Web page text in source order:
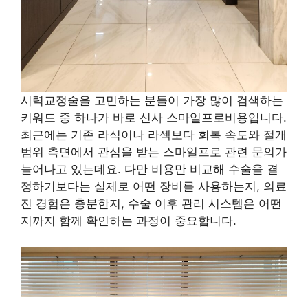
시력교정술을 고민하는 분들이 가장 많이 검색하는
키워드 중 하나가 바로 신사 스마일프로비용입니다.
최근에는 기존 라식이나 라섹보다 회복 속도와 절개
범위 측면에서 관심을 받는 스마일프로 관련 문의가
늘어나고 있는데요. 다만 비용만 비교해 수술을 결
정하기보다는 실제로 어떤 장비를 사용하는지, 의료
진 경험은 충분한지, 수술 이후 관리 시스템은 어떤
지까지 함께 확인하는 과정이 중요합니다.